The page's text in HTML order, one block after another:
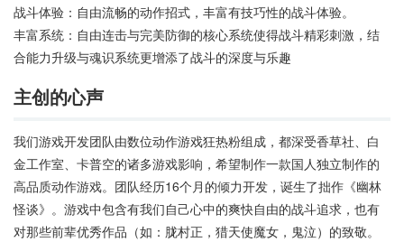
战斗体验：自由流畅的动作招式，丰富有技巧性的战斗体验。
丰富系统：自由连击与完美防御的核心系统使得战斗精彩刺激，结
合能力升级与魂识系统更增添了战斗的深度与乐趣
主创的心声
我们游戏开发团队由数位动作游戏狂热粉组成，都深受香草社、白
金工作室、卡普空的诸多游戏影响，希望制作一款国人独立制作的
高品质动作游戏。团队经历16个月的倾力开发，诞生了拙作《幽林
怪谈》。游戏中包含有我们自己心中的爽快自由的战斗追求，也有
对那些前辈优秀作品（如：胧村正，猎天使魔女，鬼泣）的致敬。